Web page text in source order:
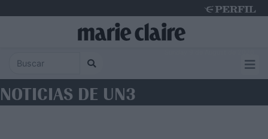
NOTICIAS DE UN3